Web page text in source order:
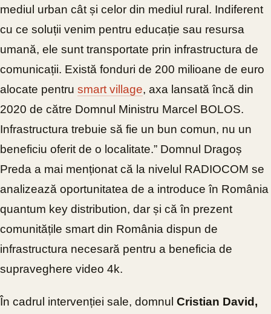
mediul urban cât și celor din mediul rural. Indiferent
cu ce soluții venim pentru educație sau resursa
umană, ele sunt transportate prin infrastructura de
comunicații. Există fonduri de 200 milioane de euro
alocate pentru smart village, axa lansată încă din
2020 de către Domnul Ministru Marcel BOLOS.
Infrastructura trebuie să fie un bun comun, nu un
beneficiu oferit de o localitate.” Domnul Dragoș
Preda a mai menționat că la nivelul RADIOCOM se
analizează oportunitatea de a introduce în România
quantum key distribution, dar și că în prezent
comunitățile smart din România dispun de
infrastructura necesară pentru a beneficia de
supraveghere video 4k.
În cadrul intervenției sale, domnul Cristian David,